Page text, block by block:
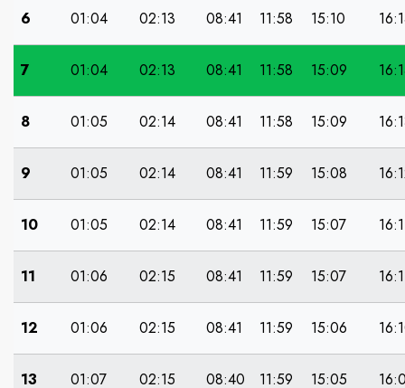
6 01:04 02:13 08:41 11:58 15:10
7 01:04 02:13 08:41 11:58 15:09
8 01:05 02:14 08:41 11:58 15:09
9 01:05 02:14 08:41 11:59 15:08
10 01:05 02:14 08:41 11:59 15:07
11 01:06 02:15 08:41 11:59 15:07
12 01:06 02:15 08:41 11:59 15:06
13 01:07 02:15 08:40 11:59 15:05